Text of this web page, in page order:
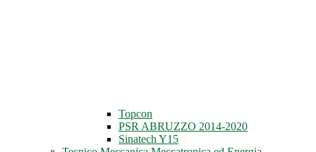
Topcon
PSR ABRUZZO 2014-2020
Sinatech Y15